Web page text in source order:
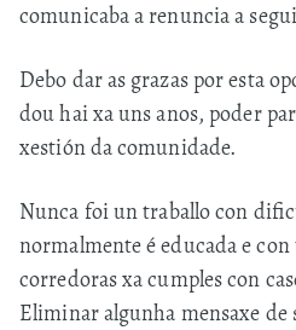
comunicaba a renuncia a
Debo dar as grazas por esta
dou hai xa uns anos, poder
xestión da comunidade.
Nunca foi un traballo con
normalmente é educada e
corredoras xa cumples con
Eliminar algunha mensaxe